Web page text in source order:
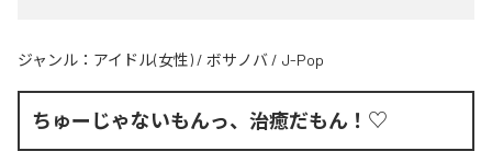
ジャンル： アイドル(女性) / ボサノバ / J-Pop
ちゅーじゃないもんっ、治癒だもん！♡